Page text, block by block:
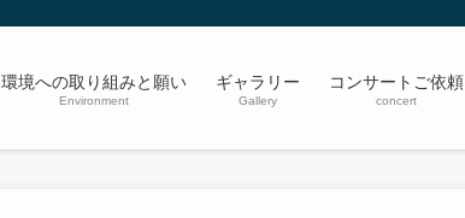
環境への取り組みと願い
Environment
ギャラリー
Gallery
コンサートご依頼
concert